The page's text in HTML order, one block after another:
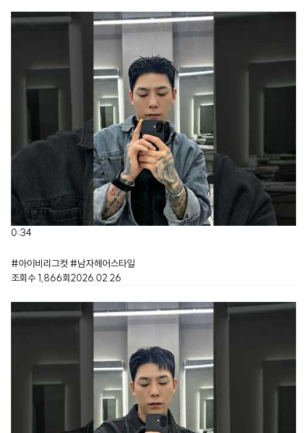
0:34
#아이비리그컷 #남자헤어스타일
조회수 1,866회2026.02.26